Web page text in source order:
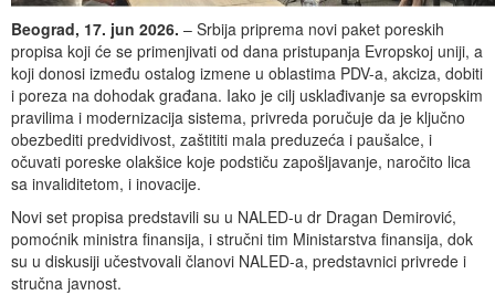
Beograd, 17. jun 2026. – Srbija priprema novi paket poreskih
propisa koji će se primenjivati od dana pristupanja Evropskoj uniji, a
koji donosi između ostalog izmene u oblastima PDV-a, akciza, dobiti
i poreza na dohodak građana. Iako je cilj usklađivanje sa evropskim
pravilima i modernizacija sistema, privreda poručuje da je ključno
obezbediti predvidivost, zaštititi mala preduzeća i paušalce, i
očuvati poreske olakšice koje podstiču zapošljavanje, naročito lica
sa invaliditetom, i inovacije.
Novi set propisa predstavili su u NALED-u dr Dragan Demirović,
pomoćnik ministra finansija, i stručni tim Ministarstva finansija, dok
su u diskusiji učestvovali članovi NALED-a, predstavnici privrede i
stručna javnost.